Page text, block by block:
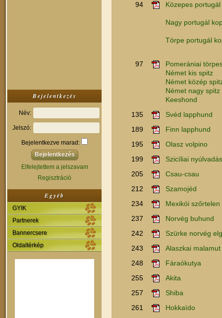
Bejelentkezés
Név:
Jelszó:
Bejelentkezve marad:
Elfelejtettem a jelszavam
Regisztráció
Egyéb
GYIK
Partnerek
Bannercsere
Oldaltérkép
94
Közepes
Nagy portugál
Törpe portugál
97
Pomerániai
Német kis spitz
Német közép
Német nagy spitz
Keeshond
135
Svéd lapphund
189
Finn lapphund
195
Olasz volpino
199
Szicíliai
205
Csau-csau
212
Szamojéd
234
Mexikói szőrtelen
237
Norvég buhund
242
Szürke norvég
243
Alaszkai malamut
248
Fáraókutya
255
Akita
257
Shiba
261
Hokkaïdo